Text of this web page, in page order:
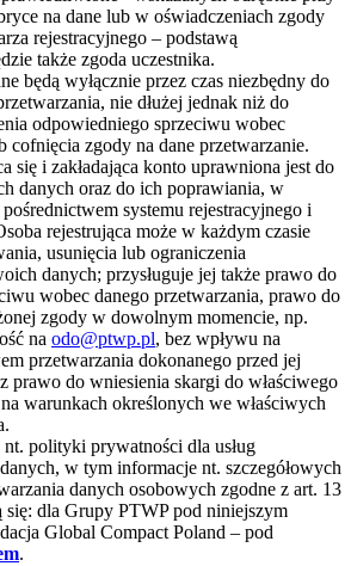
na dane lub w oświadczeniach zgody
rejestracyjnego – podstawą
także zgoda uczestnika.
będą wyłącznie przez czas niezbędny do
nie dłużej jednak niż do
odpowiedniego sprzeciwu wobec
cofnięcia zgody na dane przetwarzanie.
się i zakładająca konto uprawniona jest do
danych oraz do ich poprawiania, w
systemu rejestracyjnego i
rejestrująca może w każdym czasie
usunięcia lub ograniczenia
danych; przysługuje jej także prawo do
wobec danego przetwarzania, prawo do
zgody w dowolnym momencie, np.
na odo@ptwp.pl, bez wpływu na
przetwarzania dokonanego przed jej
prawo do wniesienia skargi do właściwego
warunkach określonych we właściwych
nt. polityki prywatności dla usług
w tym informacje nt. szczegółowych
danych osobowych zgodne z art. 13
dla Grupy PTWP pod niniejszym
Global Compact Poland – pod
.